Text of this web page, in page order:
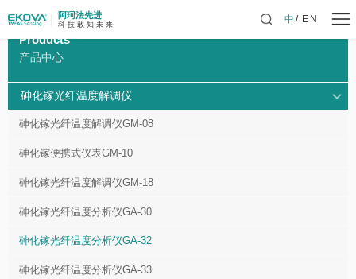
阿珂法先进
科 技 敢 知 未 来
中 EN
Products
产品中心
砷化镓光纤温度解调仪
砷化镓光纤温度解调仪GM-08
砷化镓便携式仪表GM-10
砷化镓光纤温度解调仪GM-18
砷化镓光纤温度分析仪GA-30
砷化镓光纤温度分析仪GA-32
砷化镓光纤温度分析仪GA-33